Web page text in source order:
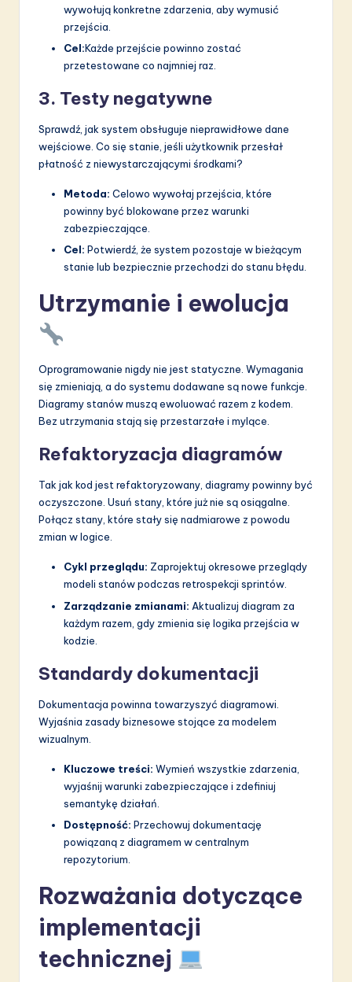
wywołują konkretne zdarzenia, aby wymusić
przejścia.
Cel:Każde przejście powinno zostać
przetestowane co najmniej raz.
3. Testy negatywne
Sprawdź, jak system obsługuje nieprawidłowe dane
wejściowe. Co się stanie, jeśli użytkownik przesłał
płatność z niewystarczającymi środkami?
Metoda: Celowo wywołaj przejścia, które
powinny być blokowane przez warunki
zabezpieczające.
Cel: Potwierdź, że system pozostaje w bieżącym
stanie lub bezpiecznie przechodzi do stanu błędu.
Utrzymanie i ewolucja
Oprogramowanie nigdy nie jest statyczne. Wymagania
się zmieniają, a do systemu dodawane są nowe funkcje.
Diagramy stanów muszą ewoluować razem z kodem.
Bez utrzymania stają się przestarzałe i mylące.
Refaktoryzacja diagramów
Tak jak kod jest refaktoryzowany, diagramy powinny być
oczyszczone. Usuń stany, które już nie są osiągalne.
Połącz stany, które stały się nadmiarowe z powodu
zmian w logice.
Cykl przeglądu: Zaprojektuj okresowe przeglądy
modeli stanów podczas retrospekcji sprintów.
Zarządzanie zmianami: Aktualizuj diagram za
każdym razem, gdy zmienia się logika przejścia w
kodzie.
Standardy dokumentacji
Dokumentacja powinna towarzyszyć diagramowi.
Wyjaśnia zasady biznesowe stojące za modelem
wizualnym.
Kluczowe treści: Wymień wszystkie zdarzenia,
wyjaśnij warunki zabezpieczające i zdefiniuj
semantykę działań.
Dostępność: Przechowuj dokumentację
powiązaną z diagramem w centralnym
repozytorium.
Rozważania dotyczące
implementacji
technicznej